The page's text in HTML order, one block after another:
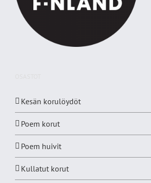
Kesän korulöydöt
Poem korut
Poem huivit
Kullatut korut